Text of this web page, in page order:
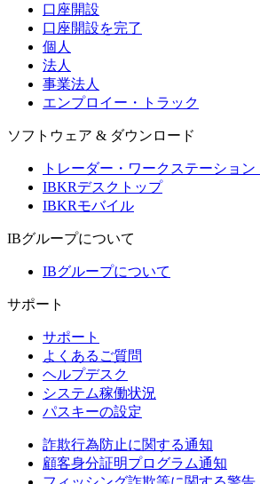
口座開設
口座開設を完了
個人
法人
事業法人
エンプロイー・トラック
ソフトウェア & ダウンロード
トレーダー・ワークステーション
IBKRデスクトップ
IBKRモバイル
IBグループについて
IBグループについて
サポート
サポート
よくあるご質問
ヘルプデスク
システム稼働状況
パスキーの設定
詐欺行為防止に関する通知
顧客身分証明プログラム通知